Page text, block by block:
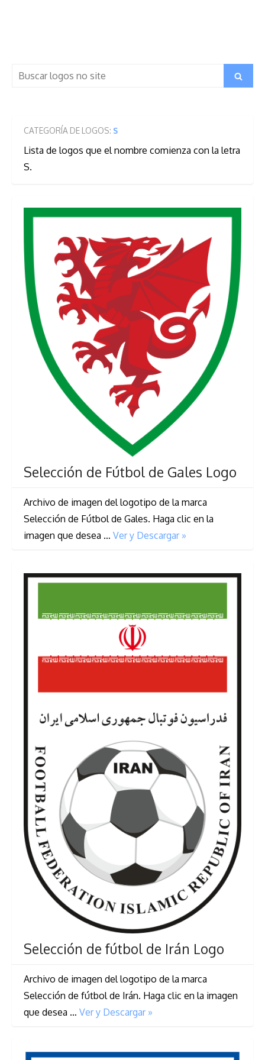
Search
Search
CATEGORÍA DE LOGOS: S
Lista de logos que el nombre comienza con la letra
S.
Selección de Fútbol de Gales Logo
Archivo de imagen del logotipo de la marca
Selección de Fútbol de Gales. Haga clic en la
imagen que desea … Ver y Descargar »
Selección de fútbol de Irán Logo
Archivo de imagen del logotipo de la marca
Selección de fútbol de Irán. Haga clic en la imagen
que desea … Ver y Descargar »